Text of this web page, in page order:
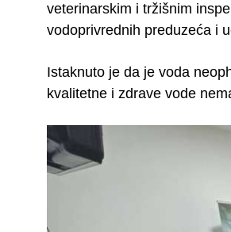
veterinarskim i tržišnim
vodoprivrednih preduzeća i
Istaknuto je da je voda
kvalitetne i zdrave vode